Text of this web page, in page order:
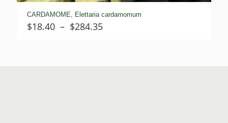
CARDAMOME, Elettaria cardamomum
$18.40 – $284.35Plage